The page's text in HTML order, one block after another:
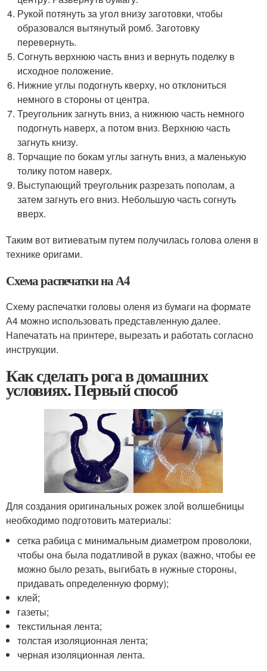
Рукой потянуть за угол внизу заготовки, чтобы
образовался вытянутый ромб. Заготовку
перевернуть.
Согнуть верхнюю часть вниз и вернуть поделку в
исходное положение.
Нижние углы подогнуть кверху, но отклониться
немного в стороны от центра.
Треугольник загнуть вниз, а нижнюю часть немного
подогнуть наверх, а потом вниз. Верхнюю часть
загнуть книзу.
Торчащие по бокам углы загнуть вниз, а маленькую
толику потом наверх.
Выступающий треугольник разрезать пополам, а
затем загнуть его вниз. Небольшую часть согнуть
вверх.
Таким вот витиеватым путем получилась голова оленя в
технике оригами.
Схема распечатки на А4
Схему распечатки головы оленя из бумаги на формате
А4 можно использовать представленную далее.
Напечатать на принтере, вырезать и работать согласно
инструкции.
Как сделать рога в домашних
условиях. Первый способ
Для создания оригинальных рожек злой волшебницы
необходимо подготовить материалы:
сетка рабица с минимальным диаметром проволоки,
чтобы она была податливой в руках (важно, чтобы ее
можно было резать, выгибать в нужные стороны,
придавать определенную форму);
клей;
газеты;
текстильная лента;
толстая изоляционная лента;
черная изоляционная лента.